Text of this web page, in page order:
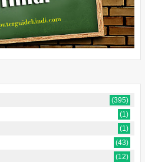
(395)
(1)
(1)
(43)
(12)